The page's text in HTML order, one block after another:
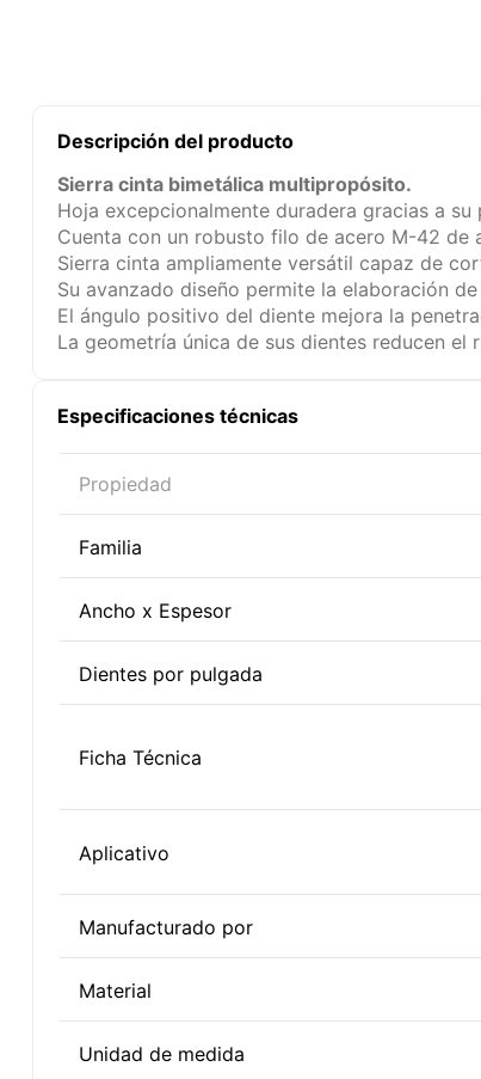
Descripción del producto
Sierra cinta bimetálica multipropósito.
Hoja excepcionalmente duradera gracias a
Cuenta con un robusto filo de acero M-42 de
Sierra cinta ampliamente versátil capaz de
Su avanzado diseño permite la elaboración
El ángulo positivo del diente mejora la
La geometría única de sus dientes reducen
Especificaciones técnicas
Propiedad
Familia
Ancho x Espesor
Dientes por pulgada
Ficha Técnica
Aplicativo
Manufacturado por
Material
Unidad de medida